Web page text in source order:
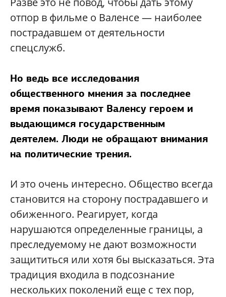
отпор в фильме о Валенсе — наиболее
пострадавшем от деятельности
спецслужб.
Но ведь все исследования
общественного мнения за последнее
время показывают Валенсу героем и
выдающимся государственным
деятелем. Люди не обращают внимания
на политические трения.
И это очень интересно. Общество всегда
становится на сторону пострадавшего и
обиженного. Реагирует, когда
нарушаются определенные границы, а
преследуемому не дают возможности
защититься или хотя бы высказаться. Эта
традиция входила в подсознание
нескольких поколений еще с тех пор,